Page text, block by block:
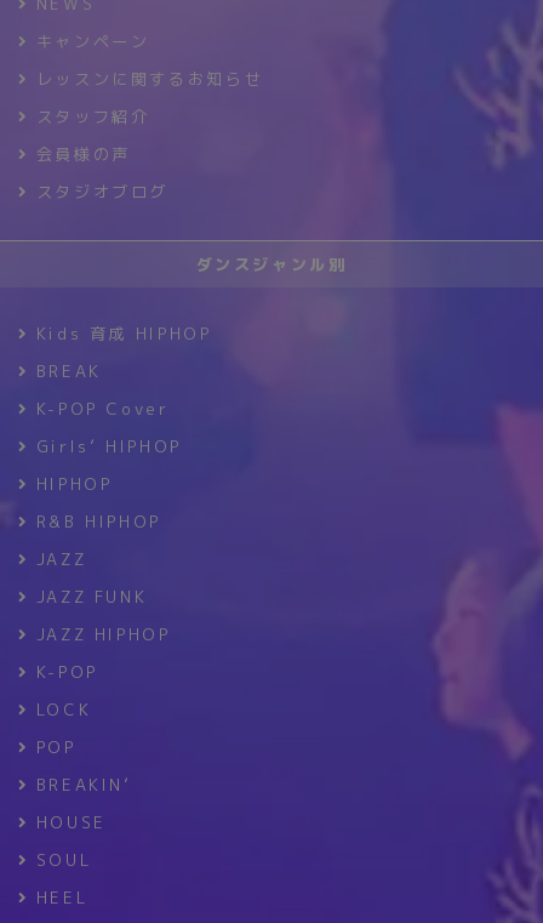
キャンペーン
レッスンに関するお知らせ
スタッフ紹介
会員様の声
スタジオブログ
ダンスジャンル別
Kids 育成 HIPHOP
BREAK
K-POP Cover
Girls’ HIPHOP
HIPHOP
R&B HIPHOP
JAZZ
JAZZ FUNK
JAZZ HIPHOP
K-POP
LOCK
POP
BREAKIN’
HOUSE
SOUL
HEEL